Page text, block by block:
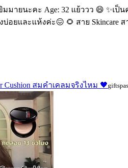
มมายนะคะ Age: 32 แย้ววว 😄 ✨
อยและแห้งค่ะ😖 🌻 สาย Skincare ส
Cushion สมคำเคลมจริงไหม 🖤